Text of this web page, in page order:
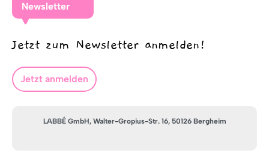
Newsletter
Jetzt zum Newsletter anmelden!
Jetzt anmelden
LABBÉ GmbH, Walter-Gropius-Str. 16, 50126 Bergheim